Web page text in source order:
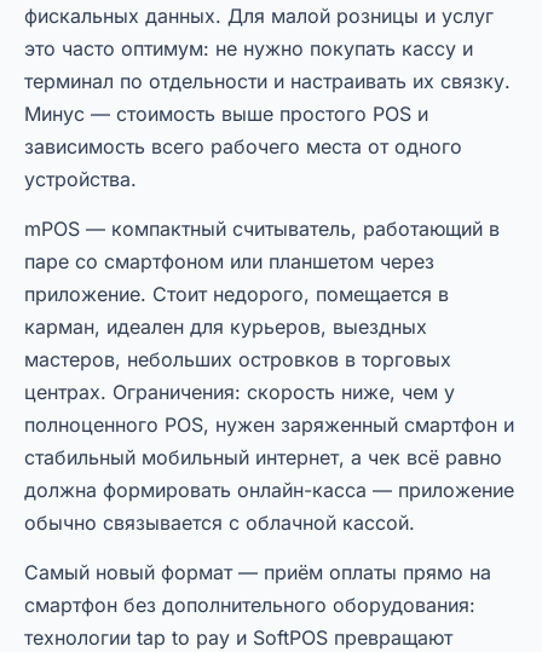
фискальных данных. Для малой розницы и услуг
это часто оптимум: не нужно покупать кассу и
терминал по отдельности и настраивать их связку.
Минус — стоимость выше простого POS и
зависимость всего рабочего места от одного
устройства.
mPOS — компактный считыватель, работающий в
паре со смартфоном или планшетом через
приложение. Стоит недорого, помещается в
карман, идеален для курьеров, выездных
мастеров, небольших островков в торговых
центрах. Ограничения: скорость ниже, чем у
полноценного POS, нужен заряженный смартфон и
стабильный мобильный интернет, а чек всё равно
должна формировать онлайн-касса — приложение
обычно связывается с облачной кассой.
Самый новый формат — приём оплаты прямо на
смартфон без дополнительного оборудования:
технологии tap to pay и SoftPOS превращают